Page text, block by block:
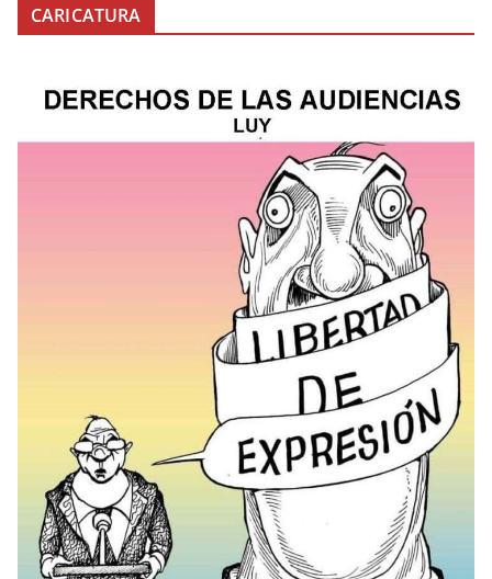
CARICATURA